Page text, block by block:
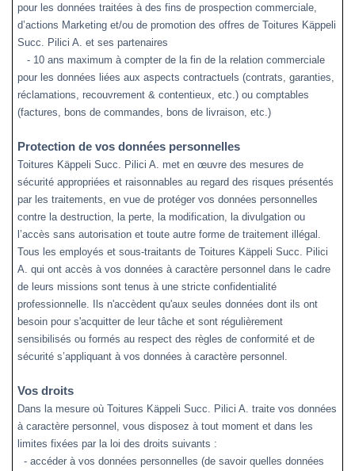
pour les données traitées à des fins de prospection commerciale,
d’actions Marketing et/ou de promotion des offres de Toitures Käppeli
Succ. Pilici A. et ses partenaires
- 10 ans maximum à compter de la fin de la relation commerciale
pour les données liées aux aspects contractuels (contrats, garanties,
réclamations, recouvrement & contentieux, etc.) ou comptables
(factures, bons de commandes, bons de livraison, etc.)
Protection de vos données personnelles
Toitures Käppeli Succ. Pilici A. met en œuvre des mesures de
sécurité appropriées et raisonnables au regard des risques présentés
par les traitements, en vue de protéger vos données personnelles
contre la destruction, la perte, la modification, la divulgation ou
l’accès sans autorisation et toute autre forme de traitement illégal.
Tous les employés et sous-traitants de Toitures Käppeli Succ. Pilici
A. qui ont accès à vos données à caractère personnel dans le cadre
de leurs missions sont tenus à une stricte confidentialité
professionnelle. Ils n'accèdent qu'aux seules données dont ils ont
besoin pour s'acquitter de leur tâche et sont régulièrement
sensibilisés ou formés au respect des règles de conformité et de
sécurité s’appliquant à vos données à caractère personnel.
Vos droits
Dans la mesure où Toitures Käppeli Succ. Pilici A. traite vos données
à caractère personnel, vous disposez à tout moment et dans les
limites fixées par la loi des droits suivants :
- accéder à vos données personnelles (de savoir quelles données